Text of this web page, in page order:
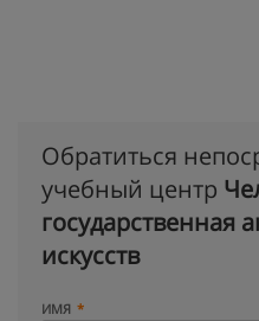
Обратиться
учебный центр
государственная
искусств
ИМЯ